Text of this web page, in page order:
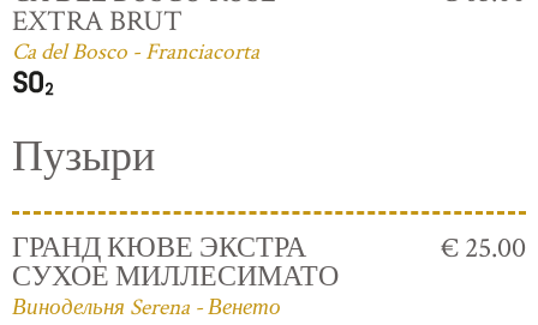
EXTRA BRUT
Ca del Bosco - Franciacorta
Пузыри
ГРАНД КЮВЕ ЭКСТРА
СУХОЕ МИЛЛЕСИМАТО
Винодельня Serena - Венето
€ 25.00